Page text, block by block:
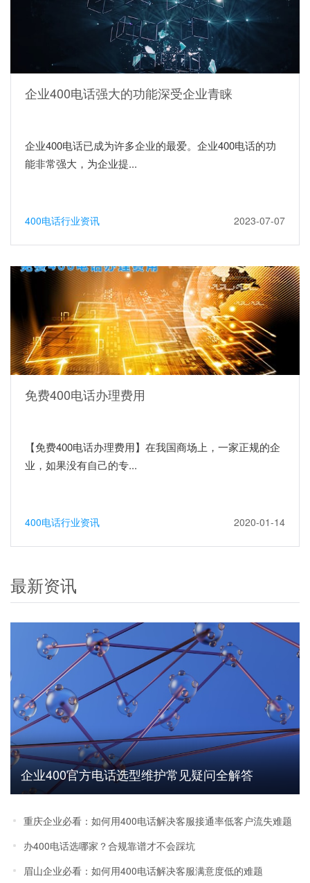
企业400电话强大的功能深受企业青睐
企业400电话已成为许多企业的最爱。企业400电话的功
能非常强大，为企业提...
400电话行业资讯 2023-07-07
免费400电话办理费用
【免费400电话办理费用】在我国商场上，一家正规的企
业，如果没有自己的专...
400电话行业资讯 2020-01-14
最新资讯
企业400官方电话选型维护常见疑问全解答
重庆企业必看：如何用400电话解决客服接通率低客户流失难题
办400电话选哪家？合规靠谱才不会踩坑
眉山企业必看：如何用400电话解决客服满意度低的难题